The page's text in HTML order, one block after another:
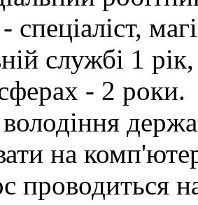
спеціаліст,
службі 1
- 2 роки.
володіння
на
проводиться